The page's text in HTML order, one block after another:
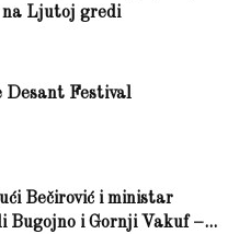
na Ljutoj gredi
Desant Festival
Bečirović i ministar
Bugojno i Gornji Vakuf –...